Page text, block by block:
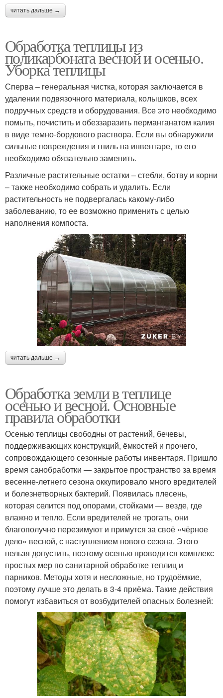
читать дальше →
Обработка теплицы из
поликарбоната весной и осенью.
Уборка теплицы
Сперва – генеральная чистка, которая заключается в
удалении подвязочного материала, колышков, всех
подручных средств и оборудования. Все это необходимо
помыть, почистить и обеззаразить перманганатом калия
в виде темно-бордового раствора. Если вы обнаружили
сильные повреждения и гниль на инвентаре, то его
необходимо обязательно заменить.
Различные растительные остатки – стебли, ботву и корни
– также необходимо собрать и удалить. Если
растительность не подвергалась какому-либо
заболеванию, то ее возможно применить с целью
наполнения компоста.
читать дальше →
Обработка земли в теплице
осенью и весной. Основные
правила обработки
Осенью теплицы свободны от растений, бечевы,
поддерживающих конструкций, ёмкостей и прочего,
сопровождающего сезонные работы инвентаря. Пришло
время санобработки — закрытое пространство за время
весенне-летнего сезона оккупировало много вредителей
и болезнетворных бактерий. Появилась плесень,
которая селится под опорами, стойками — везде, где
влажно и тепло. Если вредителей не трогать, они
благополучно перезимуют и примутся за своё «чёрное
дело» весной, с наступлением нового сезона. Этого
нельзя допустить, поэтому осенью проводится комплекс
простых мер по санитарной обработке теплиц и
парников. Методы хотя и несложные, но трудоёмкие,
поэтому лучше это делать в 3-4 приёма. Такие действия
помогут избавиться от возбудителей опасных болезней: